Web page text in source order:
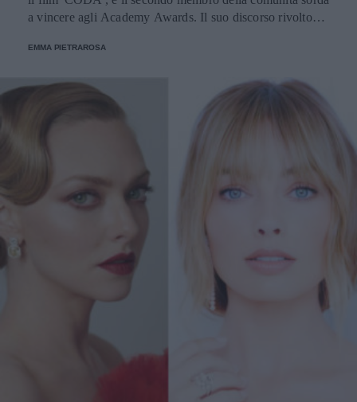
a vincere agli Academy Awards. Il suo discorso rivolto
dei segni del Dolby Theatre.
EMMA PIETRAROSA